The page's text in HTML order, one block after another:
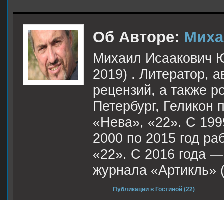
Об Авторе:
Михаил Исаакович
2019) . Литератор,
рецензий, а также
Петербург,
«Нева», «22». С
2000 по 2015 год
«22». С 2016 года —
журнала «Артикль»
Публикации в Гостиной (22)